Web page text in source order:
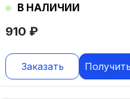
910 ₽
В НАЛИЧИИ
Заказать